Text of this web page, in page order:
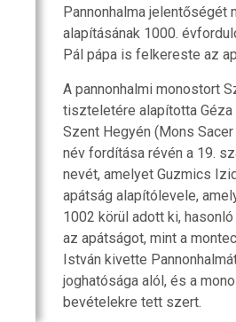
Pannonhalma jelentőségét
alapításának 1000.
Pál pápa is felkereste az
A pannonhalmi monostort
tiszteletére alapította
Szent Hegyén (Mons Sacer
név fordítása révén a 19.
nevét, amelyet Guzmics
apátság alapítólevele,
1002 körül adott ki,
az apátságot, mint a
István kivette
joghatósága alól, és a
bevételekre tett szert.